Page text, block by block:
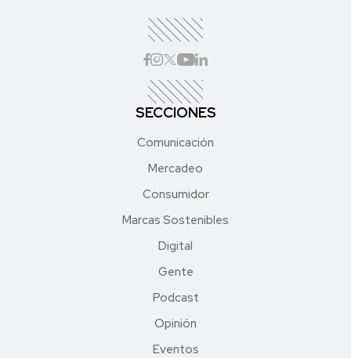
SECCIONES
Comunicación
Mercadeo
Consumidor
Marcas Sostenibles
Digital
Gente
Podcast
Opinión
Eventos